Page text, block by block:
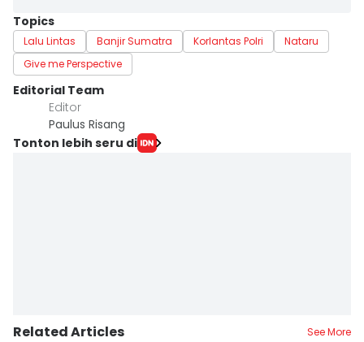
Topics
Lalu Lintas Banjir Sumatra Korlantas Polri
Nataru
Give me Perspective
Editorial Team
Editor
Paulus Risang
Tonton lebih seru di
Related Articles See More